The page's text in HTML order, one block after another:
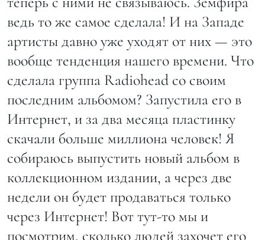
ведь то же самое сделала! И на Западе
артисты давно уже уходят от них — это
вообще тенденция нашего времени. Что
сделала группа Radiohead со своим
последним альбомом? Запустила его в
Интернет, и за два месяца пластинку
скачали больше миллиона человек! Я
собираюсь выпустить новый альбом в
коллекционном издании, а через две
недели он будет продаваться только
через Интернет! Вот тут-то мы и
посмотрим, сколько людей захочет его